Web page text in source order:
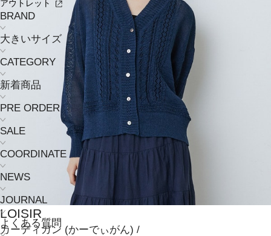
アウトレット
BRAND
大きいサイズ
CATEGORY
新着商品
PRE ORDER
SALE
COORDINATE
NEWS
JOURNAL
よくある質問
LOISIR
カーディガン (かーでぃがん) /